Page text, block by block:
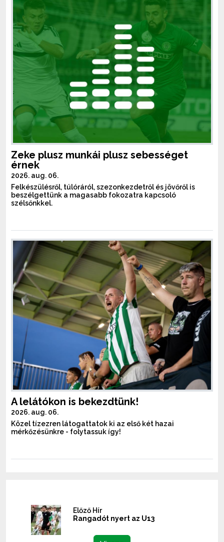
Zeke plusz munkái plusz sebességet
érnek
2026. aug. 06.
Felkészülésről, túlóráról, szezonkezdetről és jövőről is
beszélgettünk a magasabb fokozatra kapcsoló
szélsőnkkel.
A lelátókon is bekezdtünk!
2026. aug. 06.
Közel tízezren látogattatok ki az első két hazai
mérkőzésünkre - folytassuk így!
Előző Hír
Rangadót nyert az U13